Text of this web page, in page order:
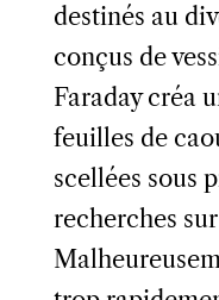
destinés au
conçus de
Faraday créa
feuilles de
scellées sous
recherches